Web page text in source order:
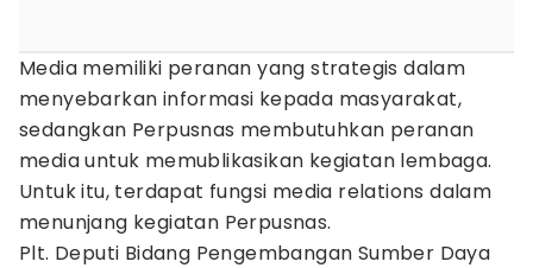
Media memiliki peranan yang strategis dalam
menyebarkan informasi kepada masyarakat,
sedangkan Perpusnas membutuhkan peranan
media untuk memublikasikan kegiatan lembaga.
Untuk itu, terdapat fungsi media relations dalam
menunjang kegiatan Perpusnas.
Plt. Deputi Bidang Pengembangan Sumber Daya